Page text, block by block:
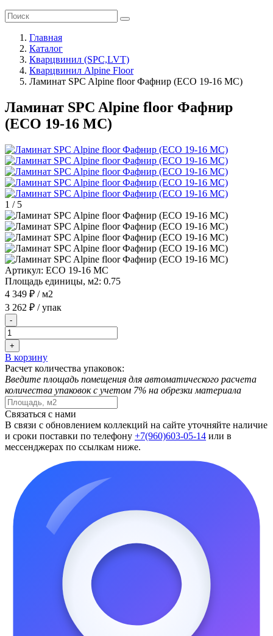
Главная
Каталог
Кварцвинил (SPC,LVT)
Кварцвинил Alpine Floor
Ламинат SPC Alpine floor Фафнир (ECO 19-16 MC)
Ламинат SPC Alpine floor Фафнир
(ECO 19-16 MC)
1 / 5
Артикул: ECO 19-16 MC
Площадь единицы, м2: 0.75
4 349 ₽ / м2
3 262 ₽ / упак
-
+
В корзину
Расчет количества упаковок:
Введите площадь помещения для автоматического расчета
количества упаковок с учетом 7% на обрезки материала
Связаться с нами
В связи с обновлением коллекций на сайте уточняйте наличие
и сроки поставки по телефону +7(960)603-05-14 или в
мессенджерах по ссылкам ниже.